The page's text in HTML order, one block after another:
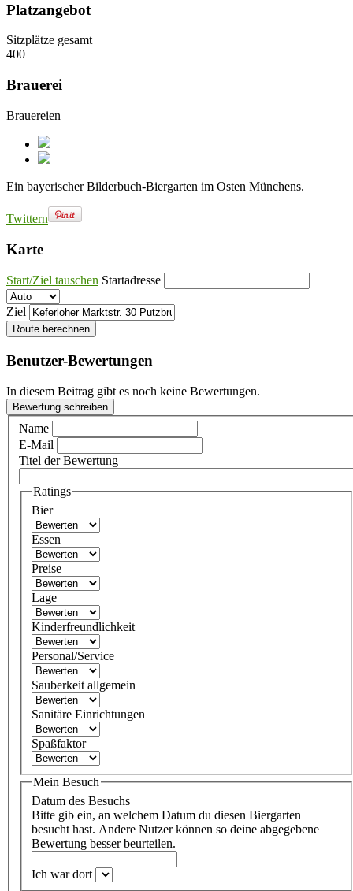
Platzangebot
Sitzplätze gesamt
400
Brauerei
Brauereien
Ein bayerischer Bilderbuch-Biergarten im Osten Münchens.
Twittern
Karte
Start/Ziel tauschen Startadresse
Ziel
Route berechnen
Benutzer-Bewertungen
In diesem Beitrag gibt es noch keine Bewertungen.
Bewertung schreiben
Name
E-Mail
Titel der Bewertung
Ratings
Bier
Essen
Preise
Lage
Kinderfreundlichkeit
Personal/Service
Sauberkeit allgemein
Sanitäre Einrichtungen
Spaßfaktor
Mein Besuch
Datum des Besuchs
Bitte gib ein, an welchem Datum du diesen Biergarten
besucht hast. Andere Nutzer können so deine abgegebene
Bewertung besser beurteilen.
Ich war dort